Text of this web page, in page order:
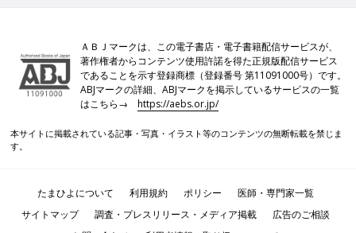
ＡＢＪマークは、この電子書店・電子書籍配信サービスが、
著作権者からコンテンツ使用許諾を得た正規版配信サービス
であることを示す登録商標（登録番号 第11091000号）です。
ABJマークの詳細、ABJマークを掲示しているサービスの一覧
はこちら→https://aebs.or.jp/
本サイトに掲載されている記事・写真・イラスト等のコンテンツの無断転載を禁じま
す。
たまひよについて 利用規約 ポリシー
医師・専門家一覧
サイトマップ
調査・プレスリリース・メディア掲載
広告のご相談